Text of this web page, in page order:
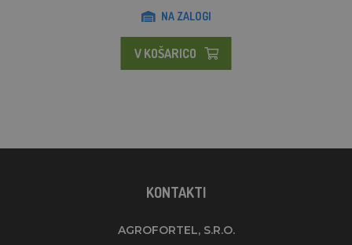
NA ZALOGI
V KOŠARICO
KONTAKTI
AGROFORTEL, S.R.O.